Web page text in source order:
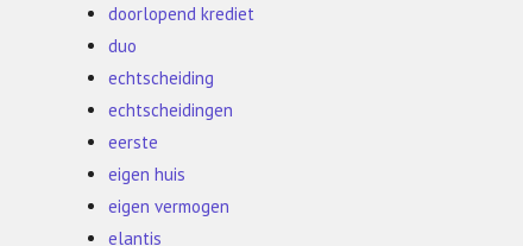
doorlopend krediet
duo
echtscheiding
echtscheidingen
eerste
eigen huis
eigen vermogen
elantis